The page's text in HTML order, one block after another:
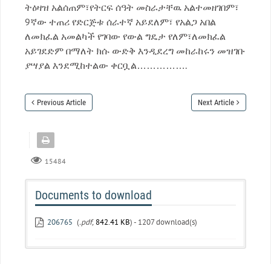
ትዕዛዝ አልሰጠም፣የትርፍ ሰዓት መስራታቸዉ አልተመዘገበም፣
9ኛው ተጠሪ የድርጅቱ ሰራተኛ አይደለም፣ የአልጋ አበል
ለመክፈል አመልካች የገባው የውል ግዴታ የለም፣ለመክፈል
አይገደድም በማለት ክሱ ውድቅ እንዲደረግ መከራከሩን መዝገቡ
ያሣያል እንደሚከተልው ቀርቧል…………….
Previous Article Next Article
15484
Documents to download
206765 (.pdf, 842.41 KB) - 1207 download(s)